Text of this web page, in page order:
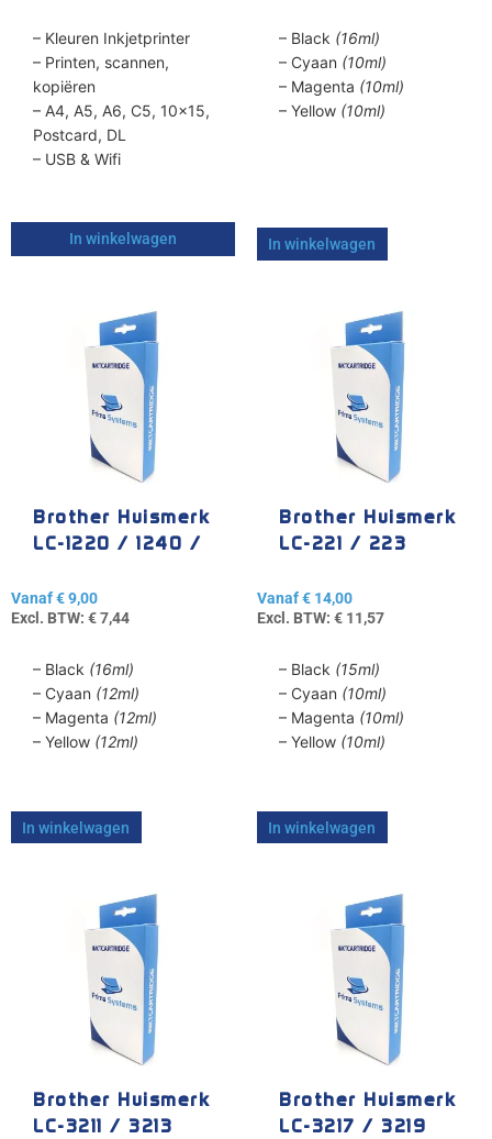
– Kleuren Inkjetprinter
– Printen, scannen,
kopiëren
– A4, A5, A6, C5, 10×15,
Postcard, DL
– USB & Wifi
In winkelwagen
– Black (16ml)
– Cyaan (10ml)
– Magenta (10ml)
– Yellow (10ml)
In winkelwagen
Brother Huismerk
LC-1220 / 1240 /
Vanaf€9,00
Excl. BTW: €7,44
– Black (16ml)
– Cyaan (12ml)
– Magenta (12ml)
– Yellow (12ml)
In winkelwagen
worden
productpagina
Brother Huismerk
LC-221 / 223
Vanaf€ 14,00
Excl. BTW: € 11,57
– Black (15ml)
– Cyaan (10ml)
– Magenta (10ml)
– Yellow (10ml)
In winkelwagen
worden
productpagina
Brother Huismerk
LC-3211 / 3213
gekozen
worden
Brother Huismerk
LC-3217 / 3219
gekozen
worden